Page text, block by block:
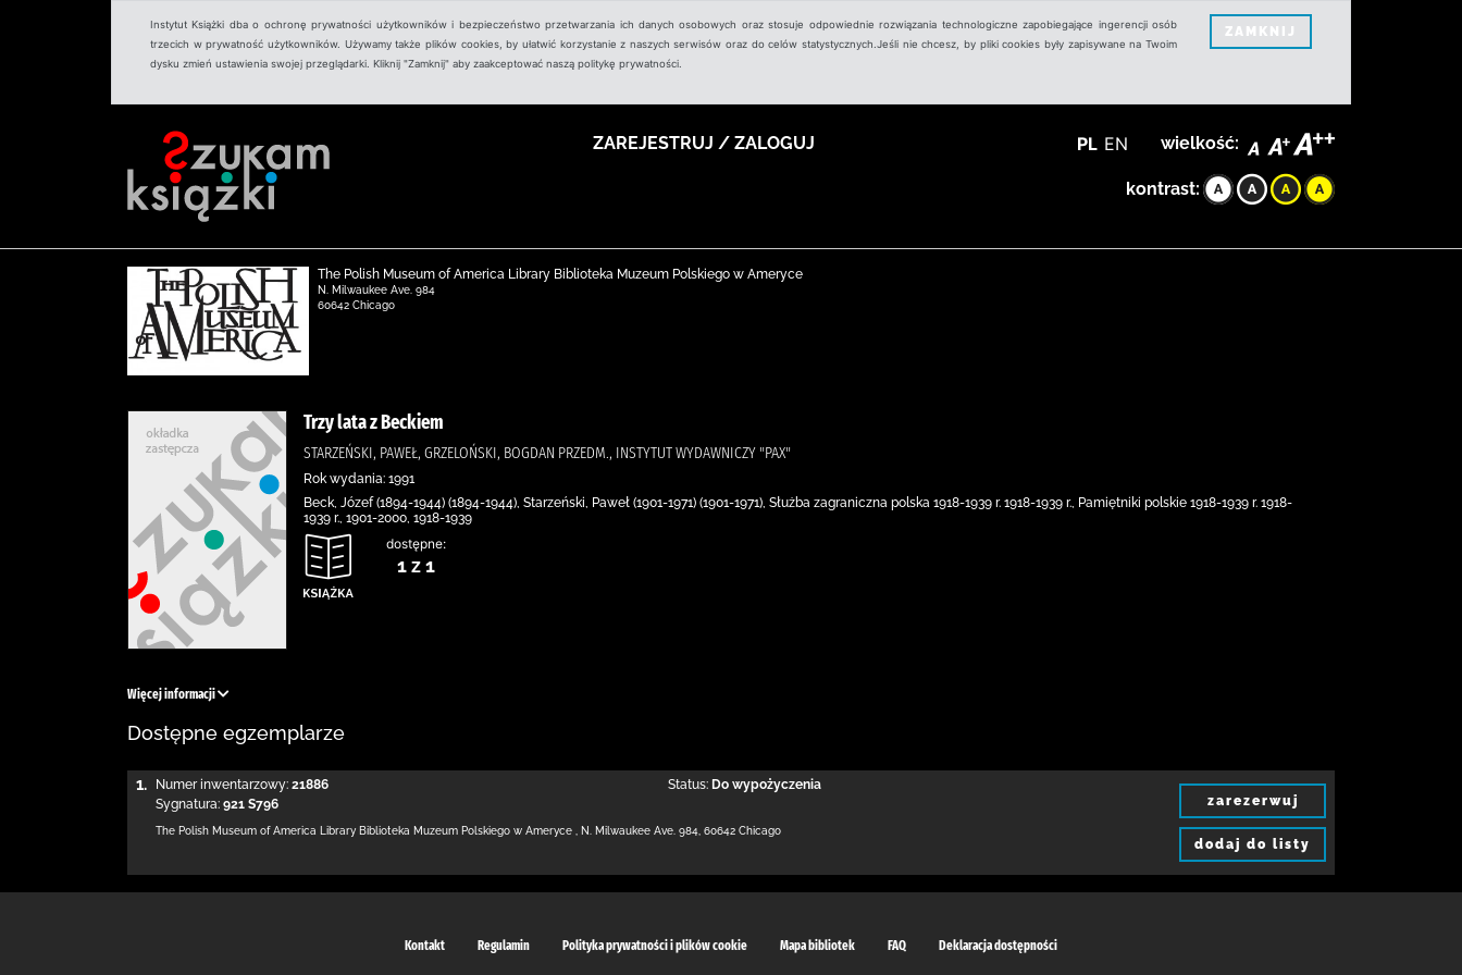
Instytut Książki dba o ochronę prywatności użytkowników i bezpieczeństwo przetwarzania ich danych osobowych oraz stosuje odpowiednie rozwiązania technologiczne zapobiegające ingerencji osób
trzecich w prywatność użytkowników. Używamy także plików cookies, by ułatwić korzystanie z naszych serwisów oraz do celów statystycznych.Jeśli nie chcesz, by pliki cookies były zapisywane na Twoim
dysku zmień ustawienia swojej przeglądarki. Kliknij "Zamknij" aby zaakceptować naszą politykę prywatności.
ZAMKNIJ
ZAREJESTRUJ / ZALOGUJ PL EN wielkość:
kontrast:
The Polish Museum of America Library Biblioteka Muzeum Polskiego w Ameryce
N. Milwaukee Ave. 984
60642 Chicago
Trzy lata z Beckiem
STARZEŃSKI, PAWEŁ, GRZELOŃSKI, BOGDAN PRZEDM., INSTYTUT WYDAWNICZY "PAX"
Rok wydania: 1991
Beck, Józef (1894-1944) (1894-1944), Starzeński, Paweł (1901-1971) (1901-1971), Służba zagraniczna polska 1918-1939 r. 1918-1939 r., Pamiętniki polskie 1918-1939 r. 1918-
1939 r., 1901-2000, 1918-1939
dostępne:
1 z 1
Więcej informacji
Dostępne egzemplarze
1. Numer inwentarzowy: 21886
Sygnatura: 921 S796
Status: Do wypożyczenia
The Polish Museum of America Library Biblioteka Muzeum Polskiego w Ameryce N. Milwaukee Ave. 984 60642 Chicago
zarezerwuj
dodaj do listy
Kontakt Regulamin Polityka prywatności i plików cookie Mapa bibliotek FAQ Deklaracja dostępności